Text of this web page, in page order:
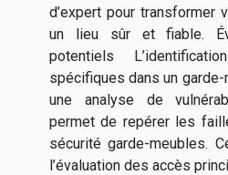
d’expert pour transformer
un lieu sûr et fiable.
potentiels
spécifiques dans un
une analyse de
permet de repérer les
sécurité garde-meubles.
l’évaluation des accès